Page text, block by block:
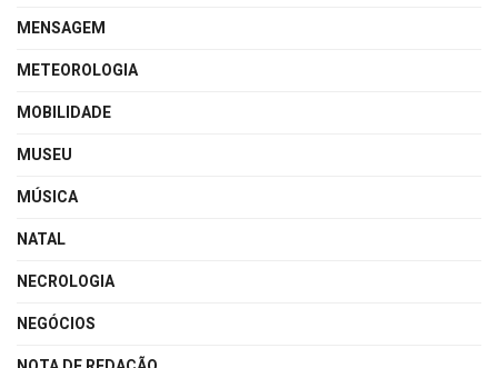
MENSAGEM
METEOROLOGIA
MOBILIDADE
MUSEU
MÚSICA
NATAL
NECROLOGIA
NEGÓCIOS